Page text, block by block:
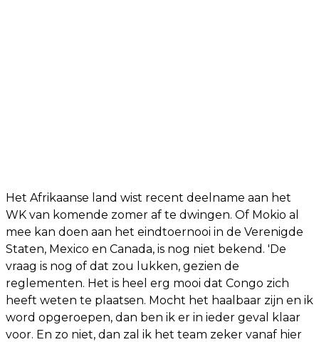
Het Afrikaanse land wist recent deelname aan het
WK van komende zomer af te dwingen. Of Mokio al
mee kan doen aan het eindtoernooi in de Verenigde
Staten, Mexico en Canada, is nog niet bekend. 'De
vraag is nog of dat zou lukken, gezien de
reglementen. Het is heel erg mooi dat Congo zich
heeft weten te plaatsen. Mocht het haalbaar zijn en ik
word opgeroepen, dan ben ik er in ieder geval klaar
voor. En zo niet, dan zal ik het team zeker vanaf hier